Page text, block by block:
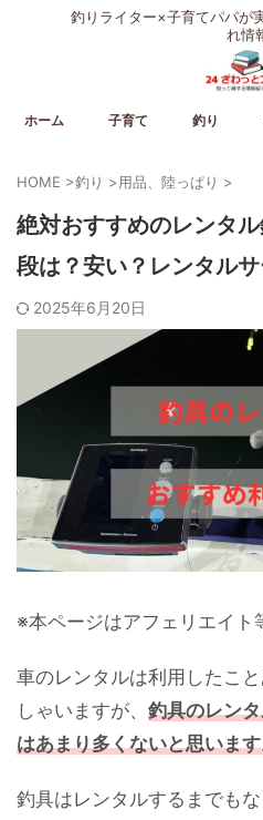
釣りライター×子育てパパが
れ情
ホーム 子育て 釣り
HOME >釣り >用品、陸っぱり >
絶対おすすめのレンタ
段は？安い？レンタル
2025年6月20日
※本ページはアフェリエイト
車のレンタルは利用したこ
しゃいますが、 釣具のレン
はあまり多くないと思いま
釣具はレンタルするまでも